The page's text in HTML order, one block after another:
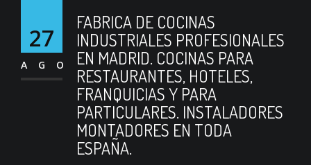
27
AGO
FABRICA DE COCINAS
INDUSTRIALES PROFESIONALES
EN MADRID. COCINAS PARA
RESTAURANTES, HOTELES,
FRANQUICIAS Y PARA
PARTICULARES. INSTALADORES
MONTADORES EN TODA
ESPAÑA.